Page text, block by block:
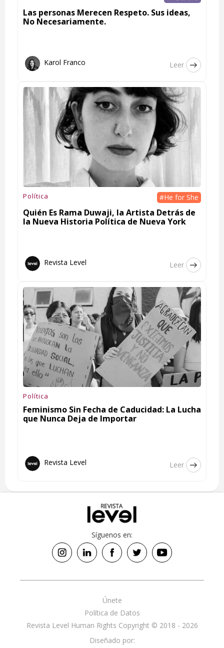
Las personas Merecen Respeto. Sus ideas,
No Necesariamente.
Karol Franco Leer
Política #He for She
Quién Es Rama Duwaji, la Artista Detrás de
la Nueva Historia Política de Nueva York
Revista Level Leer
Política
Feminismo Sin Fecha de Caducidad: La Lucha
que Nunca Deja de Importar
Revista Level Leer
Síguenos en:
Revista Level Human Rights Copyright © 2018 - 2026
Política de Datos
Únete
Diseñado por: